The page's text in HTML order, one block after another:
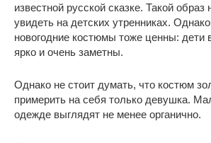
известной русской сказке. Такой
увидеть на детских утренниках.
новогодние костюмы тоже ценны: дети
ярко и очень заметны.
Однако не стоит думать, что костюм
примерить на себя только девушка.
одежде выглядят не менее органично.